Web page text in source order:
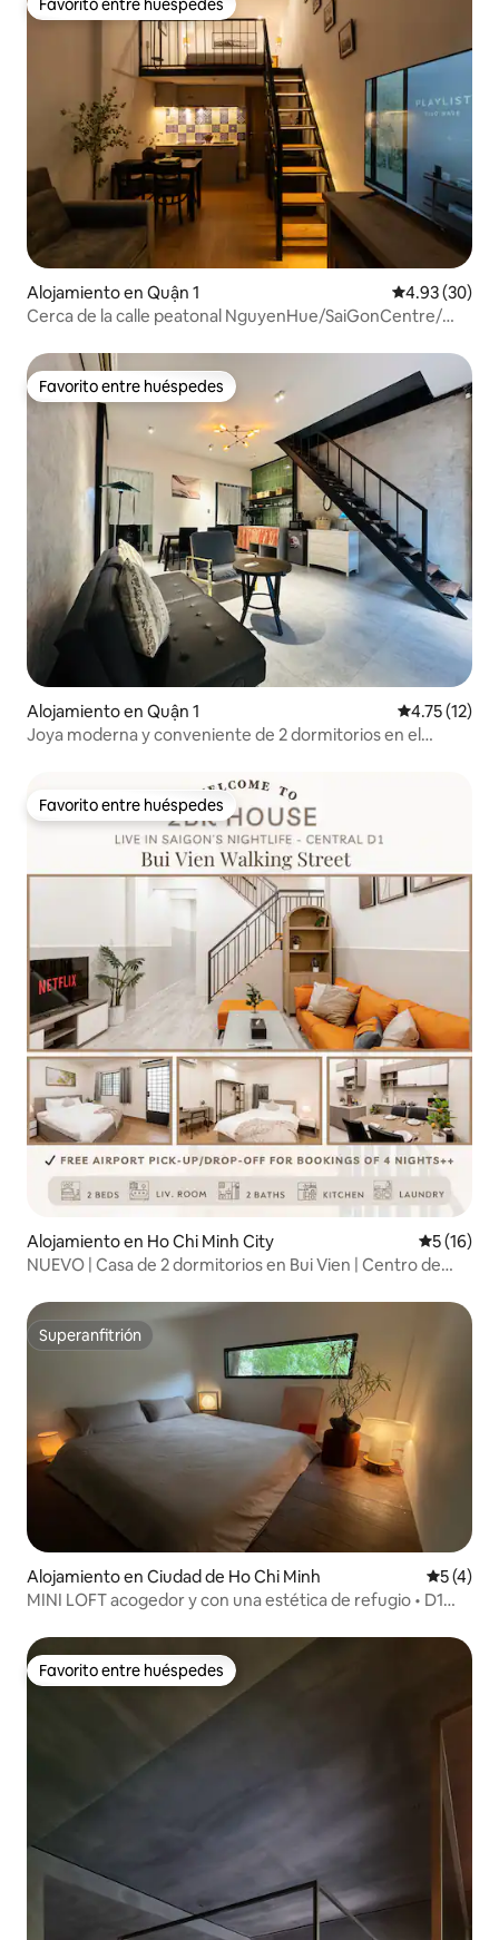
Favorito entre huéspedes
Favorito entre huéspedes
Alojamiento en Quận 1 Calificación
4.93 (30)
Cerca de la calle peatonal NguyenHue/SaiGonCentre/
Favorito entre huéspedes
Favorito entre huéspedes
Alojamiento en Quận 1 Calificación
4.75 (12)
Joya moderna y conveniente de 2 dormitorios en el
Favorito entre huéspedes
Favorito entre huéspedes
Alojamiento en Ho Chi Minh City
5 (16)
NUEVO | Casa de 2 dormitorios en Bui Vien | Centro de
Superanfitrión
Superanfitrión
Alojamiento en Ciudad de Ho Chi Minh
5 (4)
MINI LOFT acogedor y con una estética de refugio • D1
Favorito entre huéspedes
Favorito entre huéspedes